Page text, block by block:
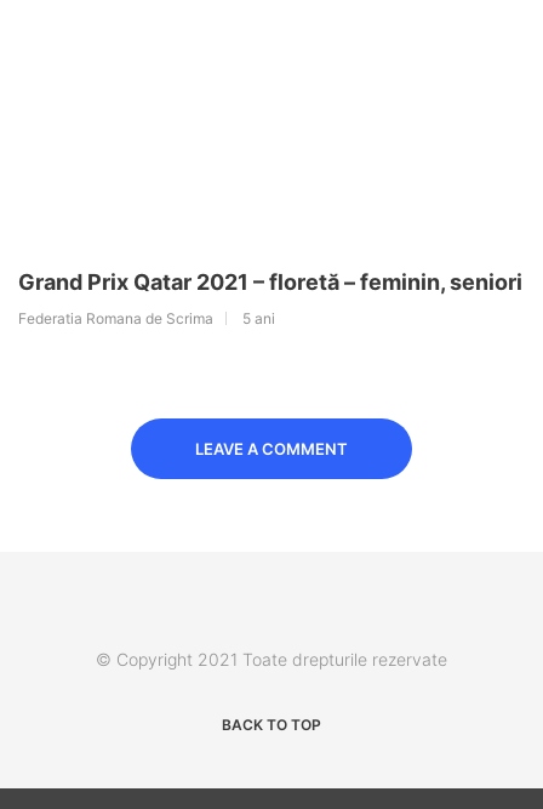
Grand Prix Qatar 2021 – floretă – feminin, seniori
Federatia Romana de Scrima 5 ani
LEAVE A COMMENT
© Copyright 2021 Toate drepturile rezervate
BACK TO TOP